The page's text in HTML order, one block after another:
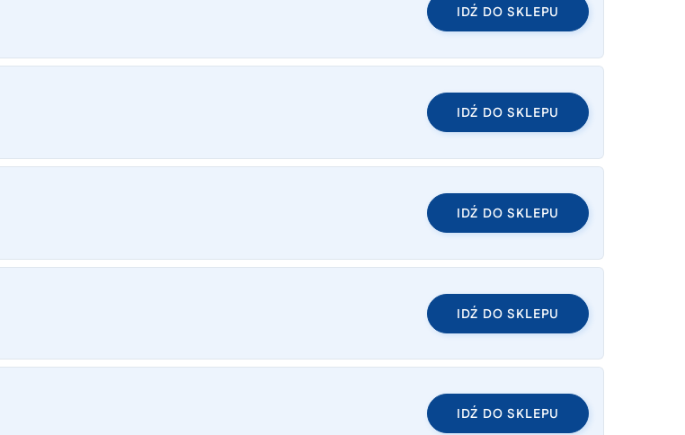
IDŹ DO SKLEPU
IDŹ DO SKLEPU
IDŹ DO SKLEPU
IDŹ DO SKLEPU
IDŹ DO SKLEPU